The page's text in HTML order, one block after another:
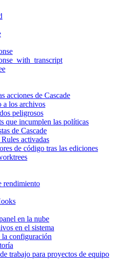
acciones de Cascade
a los archivos
peligrosos
que incumplen las políticas
de Cascade
activadas
de código tras las ediciones
rendimiento
en la nube
en el sistema
configuración
trabajo para proyectos de equipo